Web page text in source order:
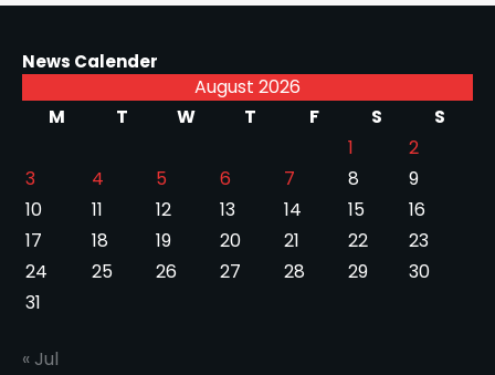
News Calender
August 2026
M
T W T F S
S
1
2
3
4 5 6 7 8
9
10
11 12 13 14 15
16
17
18 19 20 21 22
23
24
25 26 27 28 29
30
31
« Jul